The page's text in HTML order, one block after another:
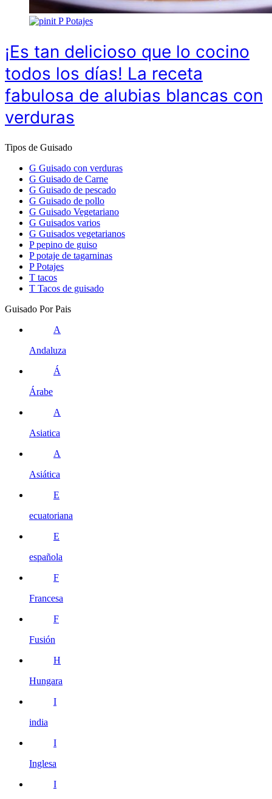
P Potajes
¡Es tan delicioso que lo cocino
todos los días! La receta
fabulosa de alubias blancas con
verduras
Tipos de Guisado
G Guisado con verduras
G Guisado de Carne
G Guisado de pescado
G Guisado de pollo
G Guisado Vegetariano
G Guisados varios
G Guisados vegetarianos
P pepino de guiso
P potaje de tagarninas
P Potajes
T tacos
T Tacos de guisado
Guisado Por Pais
A
Andaluza
Á
Árabe
A
Asiatica
A
Asiática
E
ecuatoriana
E
española
F
Francesa
F
Fusión
H
Hungara
I
india
I
Inglesa
I